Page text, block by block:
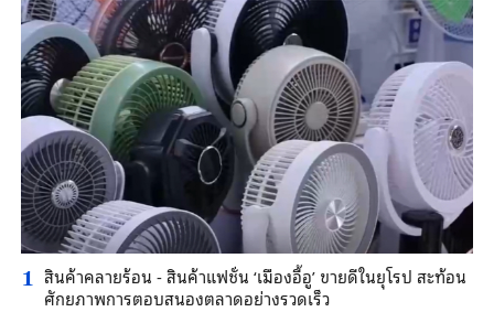
1 สินค้าคลายร้อน - สินค้าแฟชั่น ‘เมืองอี้อู’ ขายดีในยุโรป สะท้อน
ศักยภาพการตอบสนองตลาดอย่างรวดเร็ว